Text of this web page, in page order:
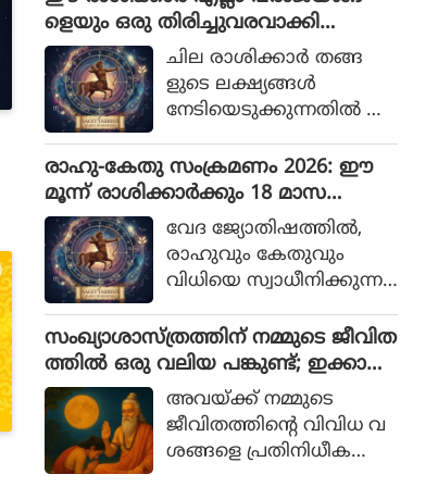
പ്പെടുന്നു. ഏത്
രാശിക്കാര്‍ക്ക് ഏത്
ക്ഷേത്രമാണ് ശുഭകര
മെന്ന് നമുക്ക് നോക്കാം
ളെയും ഒരു തിരിച്ചുവരവാക്കി
മാറ്റുന്നു
ചില രാശിക്കാര്‍ തങ്ങ
ളുടെ ലക്ഷ്യങ്ങള്‍
നേടിയെടുക്കുന്നതില്‍ അ
സ്ഥിരോത്സാഹമുള്ളവ
രുമാണെന്ന് പറയ
പ്പെടുന്നു. എത്ര പരാജയ
ങ്ങള്‍ നേരിട്ടാലും അവര്‍
തങ്ങളുടെ സ്വപ്നങ്ങള്‍
സാക്ഷാത്കരിക്കാന്‍ ശ്ര
മിച്ചുകൊണ്ടിരിക്കും.
രാഹു-കേതു സംക്രമണം 2026: ഈ
മൂന്ന് രാശിക്കാര്‍ക്കും 18 മാസ
ത്തേക്ക് ഭാഗ്യംവേദ ജ്യോതിഷത്തില്‍,
രാഹുവും കേതുവും
വിധിയെ സ്വാധീനിക്കുന്ന
റിയപ്പെടുന്നു. 2026-ല്‍ മക
രം, കര്‍ക്കടകം എന്നിവ
യിലേക്കുള്ള അവരുടെ
സംക്രമണം ജീവിതത്തില്‍
പ്രധാന മാറ്റങ്ങള്‍ക്ക് കാര
ണമാകും.
സംഖ്യാശാസ്ത്രത്തിന് നമ്മുടെ ജീവിത
ത്തില്‍ ഒരു വലിയ പങ്കുണ്ട്; ഇക്കാര്യ
ങ്ങള്‍ അറിയാമോഅവയ്ക്ക് നമ്മുടെ
ജീവിതത്തിന്റെ വിവിധ വ
ശങ്ങളെ പ്രതിനിധീക